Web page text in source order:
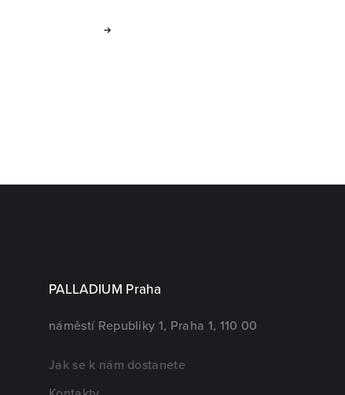
PALLADIUM Praha
náměstí Republiky 1, Praha 1, 110 00
Jak se k nám dostanete